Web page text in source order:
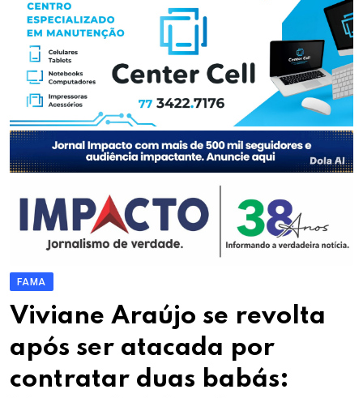
FAMA
Viviane Araújo se revolta
após ser atacada por
contratar duas babás: